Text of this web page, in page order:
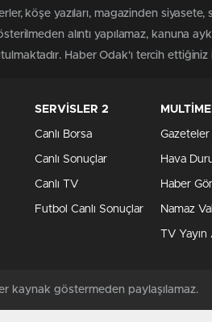
köşe yazıları, magazinden
alıntı yapılamaz, kanuna
Haber Odak'ı tercih
SERVİSLER 2
Canlı Borsa
Canlı Sonuçlar
Canlı TV
Futbol Canlı Sonuçlar
Gazeteler
Hava
Haber
Namaz
TV Yayın
kaynak göstermeden paylaşılamaz.